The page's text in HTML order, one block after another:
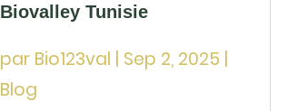
Biovalley Tunisie
par Bio123val Sep 2, 2025
Blog